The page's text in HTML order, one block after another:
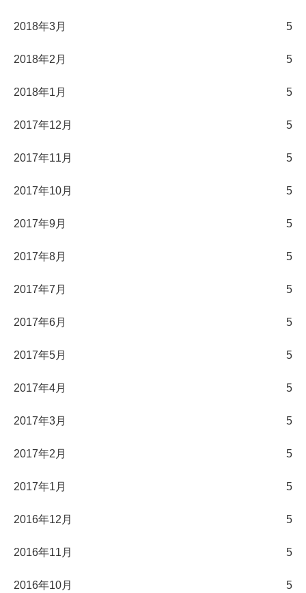
2018年3月 5
2018年2月 5
2018年1月 5
2017年12月 5
2017年11月 5
2017年10月 5
2017年9月 5
2017年8月 5
2017年7月 5
2017年6月 5
2017年5月 5
2017年4月 5
2017年3月 5
2017年2月 5
2017年1月 5
2016年12月 5
2016年11月 5
2016年10月 5